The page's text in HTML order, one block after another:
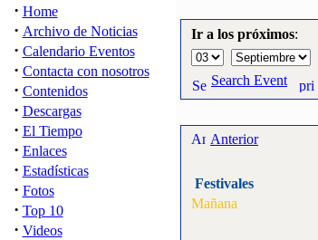
· Home
· Archivo de Noticias
· Calendario Eventos
· Contacta con nosotros
· Contenidos
· Descargas
· El Tiempo
· Enlaces
· Estadísticas
· Fotos
· Top 10
· Videos
Ir a los próximos:
Search Event
Anterior
Festivales
Mañana